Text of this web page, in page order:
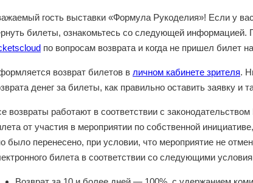
гость выставки «Формула Рукоделия»! Если у
билеты, ознакомьтесь со следующей
по вопросам возврата и когда не пришел билет
возврат билетов в личном кабинете зрителя.
денег за билеты, как правильно оставить заявку и
возвраты работают в соответствии с
от участия в мероприятии по собственной
было перенесено, при условии, что мероприятие не
билета в соответствии со следующими